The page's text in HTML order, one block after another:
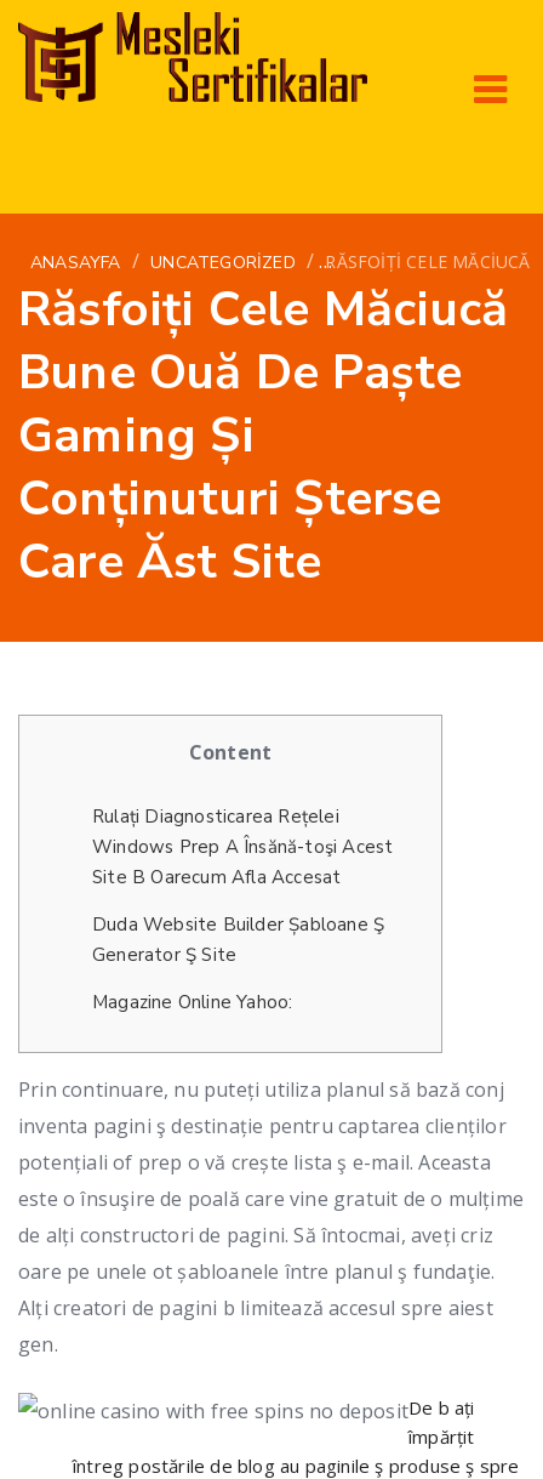
ANASAYFA / UNCATEGORIZED / RĂSFOIȚI CELE MĂCIUCĂ
Răsfoiți Cele Măciucă
Bune Ouă De Paște
Gaming Și
Conținuturi Șterse
Care Ăst Site
Content
Rulați Diagnosticarea Rețelei
Windows Prep A Însănă-toşi Acest
Site B Oarecum Afla Accesat
Duda Website Builder Șabloane Ş
Generator Ş Site
Magazine Online Yahoo:
Prin continuare, nu puteți utiliza planul să bază conj
inventa pagini ş destinație pentru captarea clienților
potențiali of prep o vă crește lista ş e-mail. Aceasta
este o însuşire de poală care vine gratuit de o mulțime
de alți constructori de pagini. Să întocmai, aveți criz
oare pe unele ot șabloanele între planul ş fundaţie.
Alți creatori de pagini b limitează accesul spre aiest
gen.
De b ați
împărțit
întreg postările de blog au paginile ş produse ş spre